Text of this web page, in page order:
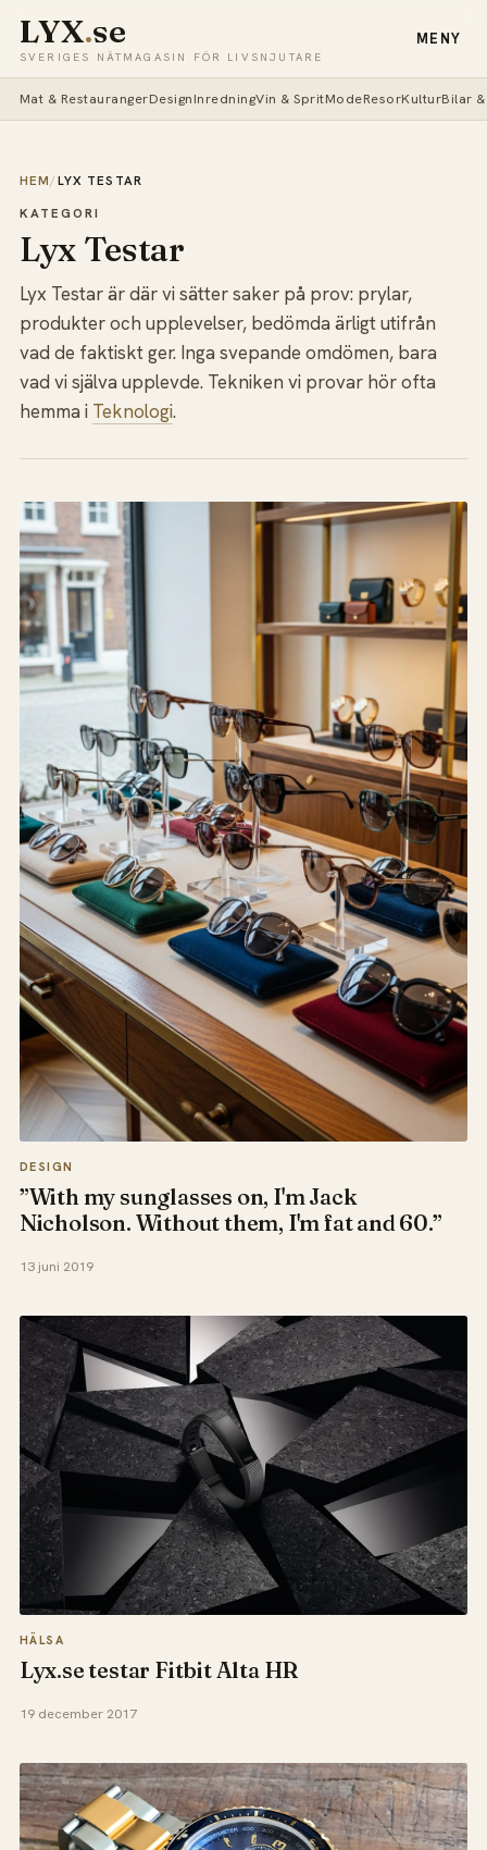
LYX.se
SVERIGES NÄTMAGASIN FÖR LIVSNJUTARE
MENY
Mat & RestaurangerDesignInredningVin & SpritModeResorKulturBilar
HEM / LYX TESTAR
KATEGORI
Lyx Testar
Lyx Testar är där vi sätter saker på prov: prylar,
produkter och upplevelser, bedömda ärligt utifrån
vad de faktiskt ger. Inga svepande omdömen, bara
vad vi själva upplevde. Tekniken vi provar hör ofta
hemma i Teknologi.
DESIGN
”With my sunglasses on, I'm Jack
Nicholson. Without them, I'm fat and 60.”
13 juni 2019
HÄLSA
Lyx.se testar Fitbit Alta HR
19 december 2017